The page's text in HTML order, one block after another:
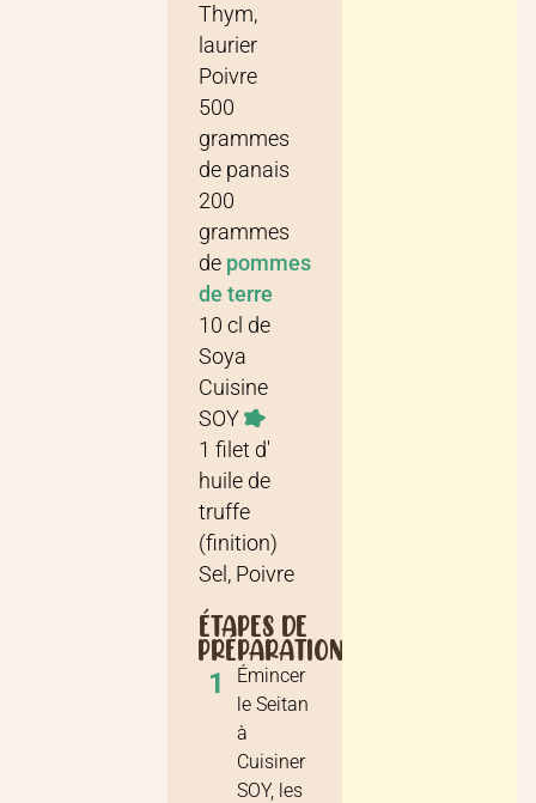
Thym,
laurier
Poivre
500
grammes
depanais
200
grammes
de pommes
de terre
10 cl de
Soya
Cuisine
SOY
1 filet d'
huile de
truffe
(finition)
Sel, Poivre
ÉTAPES DE
PRÉPARATION
1
Émincer
le Seitan
à
Cuisiner
SOY, les